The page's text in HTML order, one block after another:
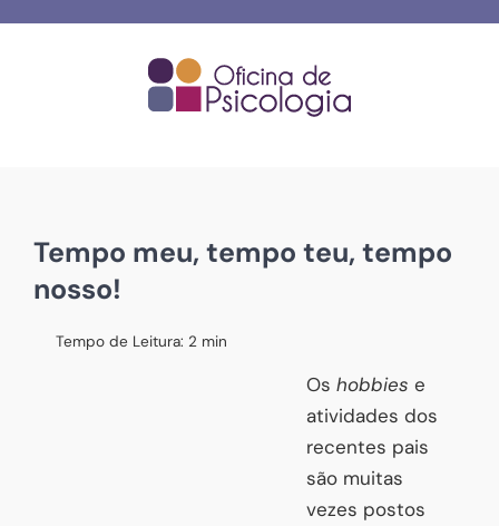
Tempo meu, tempo teu, tempo
nosso!
Tempo de Leitura: 2 min
Os hobbies e
atividades dos
recentes pais
são muitas
vezes postos